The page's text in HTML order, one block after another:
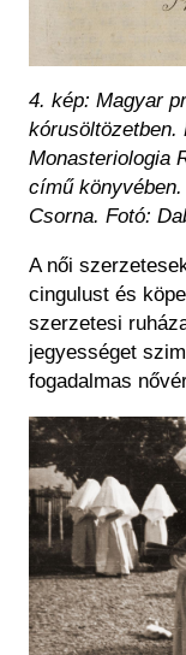
4. kép: Magyar
kórusöltözetben.
Monasteriologia
című könyvében.
Csorna. Fotó:
A női
cingulust és
szerzetesi
jegyességet
fogadalmas
Kép